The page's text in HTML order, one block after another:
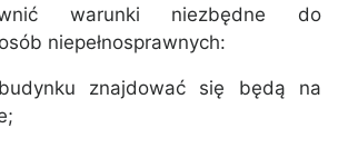
warunki niezbędne do
niepełnosprawnych:
znajdować się będą na